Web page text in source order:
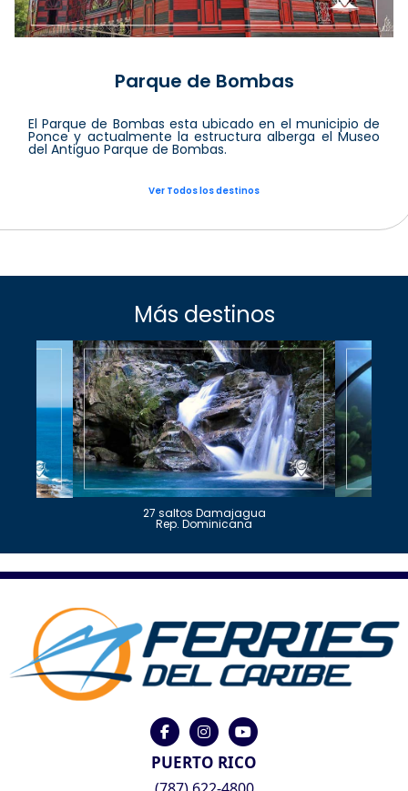
Parque de Bombas
El Parque de Bombas esta ubicado en el municipio de
Ponce y actualmente la estructura alberga el Museo
del Antiguo Parque de Bombas.
Ver Todos los destinos
Más destinos
27 saltos Damajagua
Rep. Dominicana
PUERTO RICO